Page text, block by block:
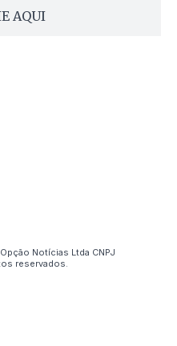
AQUI
Notícias Ltda CNPJ
reservados.